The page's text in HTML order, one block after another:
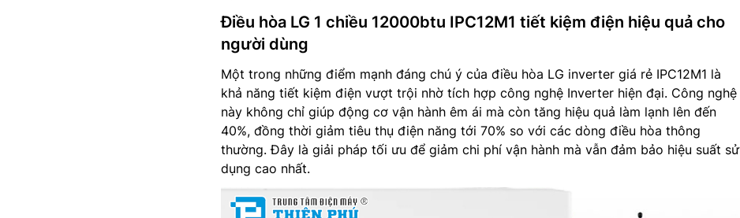
Điều hòa LG 1 chiều 12000btu IPC12M1 tiết kiệm điện hiệu quả cho
người dùng
Một trong những điểm mạnh đáng chú ý của điều hòa LG inverter giá rẻ IPC12M1 là
khả năng tiết kiệm điện vượt trội nhờ tích hợp công nghệ Inverter hiện đại. Công nghệ
này không chỉ giúp động cơ vận hành êm ái mà còn tăng hiệu quả làm lạnh lên đến
40%, đồng thời giảm tiêu thụ điện năng tới 70% so với các dòng điều hòa thông
thường. Đây là giải pháp tối ưu để giảm chi phí vận hành mà vẫn đảm bảo hiệu suất sử
dụng cao nhất.